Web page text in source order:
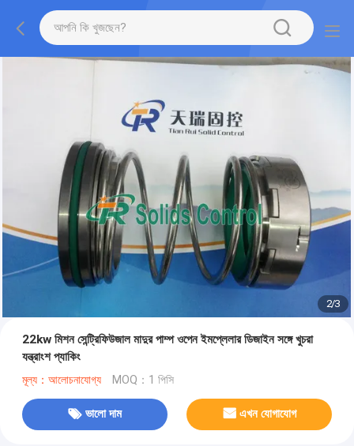
2/3
22kw মিশন সেন্ট্রিফিউজাল মাদুর পাম্প ওপেন ইমপ্লেলার ডিজাইন সঙ্গে খুচরা
যন্ত্রাংশ প্যাকিং
মূল্য：আলোচনাযোগ্য MOQ：1 পিসি
ভালো দাম এখন যোগাযোগ